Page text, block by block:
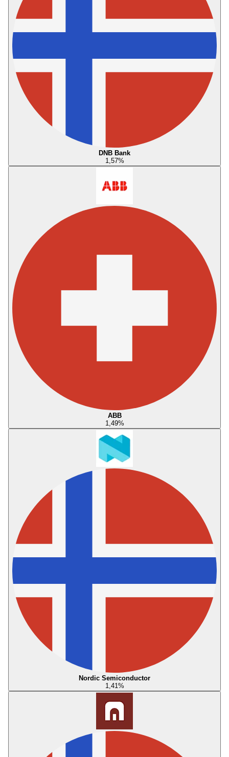
DNB Bank
1,57%
ABB
1,49%
Nordic Semiconductor
1,41%